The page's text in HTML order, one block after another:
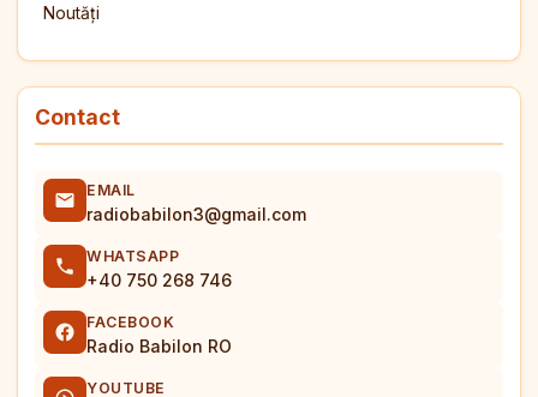
Noutăți
Contact
EMAIL
radiobabilon3@gmail.com
WHATSAPP
+40 750 268 746
FACEBOOK
Radio Babilon RO
YOUTUBE